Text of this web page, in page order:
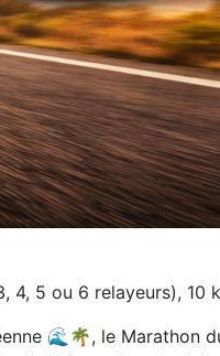
4, 5 ou 6 relayeurs), 10
🌊🌴, le Marathon